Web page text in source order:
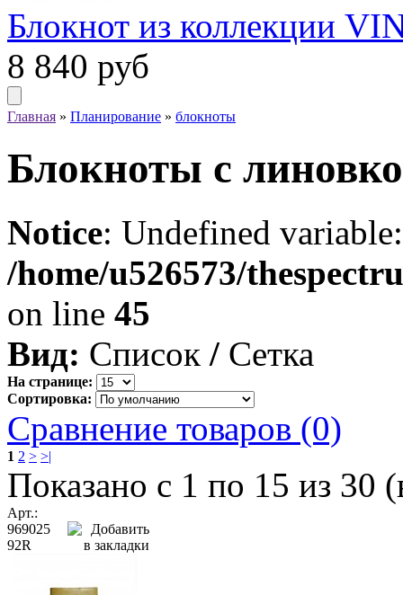
Блокнот из коллекции
8 840 руб
Главная » Планирование » блокноты
Блокноты с
Notice: Undefined
/home/u526573/
on line 45
Вид: Список / Сетка
На странице:
Сортировка:
Сравнение товаров (0)
1 2 > >|
Показано с 1 по 15 из 30
Арт.:
969025
92R